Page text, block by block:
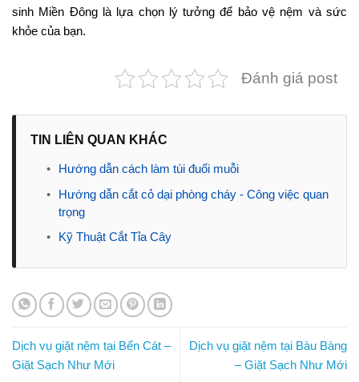
sinh Miền Đông là lựa chọn lý tưởng để bảo vệ nệm và sức
khỏe của bạn.
Đánh giá post
TIN LIÊN QUAN KHÁC
•
Hướng dẫn cách làm túi đuổi muỗi
•
Hướng dẫn cắt cỏ dại phòng cháy - Công việc quan
trọng
•
Kỹ Thuật Cắt Tỉa Cây
Dịch vụ giặt nệm tại Bến Cát –
Giặt Sạch Như Mới
Dịch vụ giặt nệm tại Bàu Bàng
– Giặt Sạch Như Mới